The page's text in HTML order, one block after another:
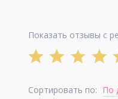
Показать отзывы с
Сортировать по: По